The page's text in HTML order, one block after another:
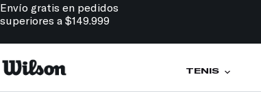
Envío gratis en pedidos
superiores a $149.999
TENIS